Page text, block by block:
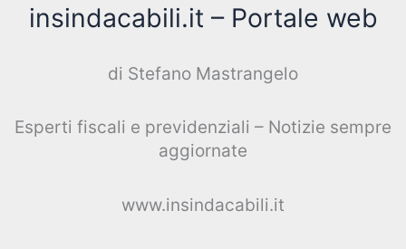
insindacabili.it – Portale web
di Stefano Mastrangelo
Esperti fiscali e previdenziali – Notizie sempre
aggiornate
www.insindacabili.it